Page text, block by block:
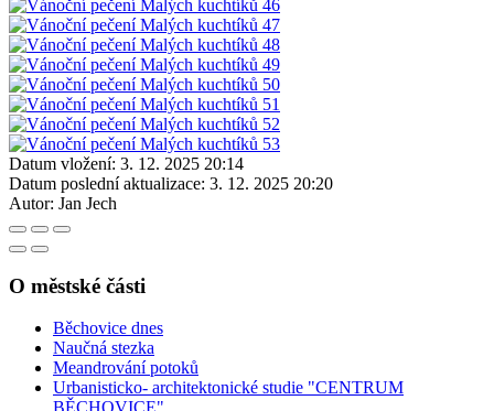
Datum vložení: 3. 12. 2025 20:14
Datum poslední aktualizace: 3. 12. 2025 20:20
Autor: Jan Jech
O městské části
Běchovice dnes
Naučná stezka
Meandrování potoků
Urbanisticko- architektonické studie "CENTRUM